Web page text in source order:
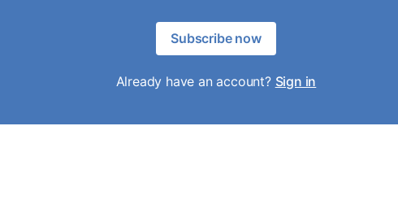
Subscribe now
Already have an account? Sign in